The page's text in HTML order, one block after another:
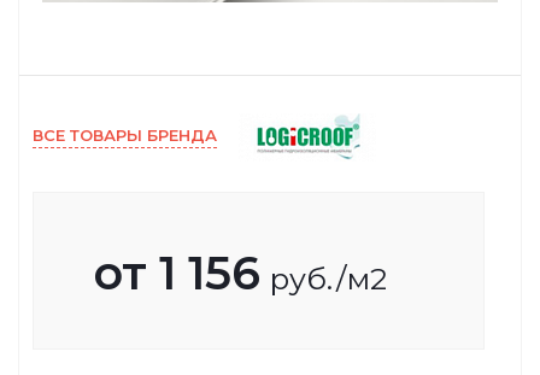
ВСЕ ТОВАРЫ БРЕНДА
от 1 156 руб./м2